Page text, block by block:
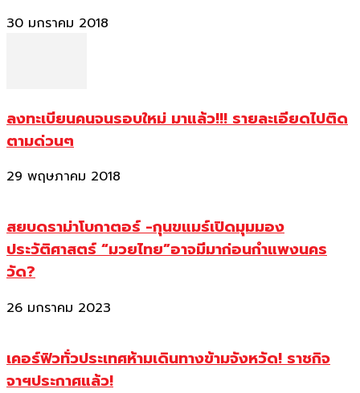
30 มกราคม 2018
ลงทะเบียนคนจนรอบใหม่ มาแล้ว!!! รายละเอียดไปติด
ตามด่วนๆ
29 พฤษภาคม 2018
สยบดราม่าโบกาตอร์ -กุนขแมร์เปิดมุมมอง
ประวัติศาสตร์ “มวยไทย”อาจมีมาก่อนกำแพงนคร
วัด?
26 มกราคม 2023
เคอร์ฟิวทั่วประเทศห้ามเดินทางข้ามจังหวัด! ราชกิจ
จาฯประกาศแล้ว!